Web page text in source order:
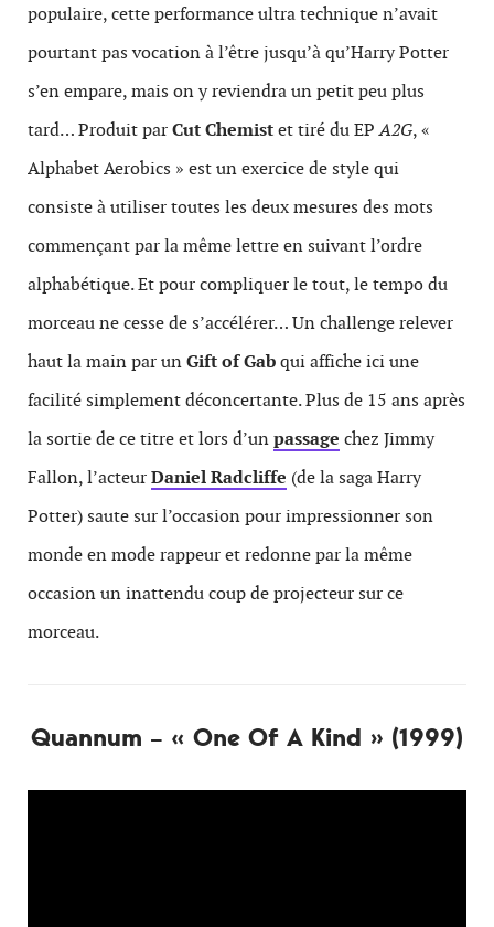
populaire, cette performance ultra technique n’avait
pourtant pas vocation à l’être jusqu’à qu’Harry Potter
s’en empare, mais on y reviendra un petit peu plus
tard… Produit parCut Chemistet tiré du EPA2G, «
Alphabet Aerobics » est un exercice de style qui
consiste à utiliser toutes les deux mesures des mots
commençant par la même lettre en suivant l’ordre
alphabétique. Et pour compliquer le tout, le tempo du
morceau ne cesse de s’accélérer… Un challenge relever
haut la main par unGift of Gabqui affiche ici une
facilité simplement déconcertante. Plus de 15 ans après
la sortie de ce titre et lors d’unpassage chez Jimmy
Fallon, l’acteurDaniel Radcliffe (de la saga Harry
Potter) saute sur l’occasion pour impressionner son
monde en mode rappeur et redonne par la même
occasion un inattendu coup de projecteur sur ce
morceau.
Quannum – « One Of A Kind » (1999)